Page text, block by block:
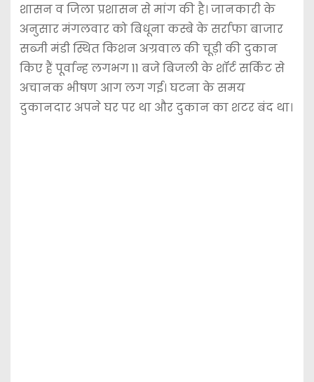
शासन व जिला प्रशासन से मांग की है। जानकारी के
अनुसार मंगलवार को बिधूना कस्बे के सर्राफा बाजार
सब्जी मंडी स्थित किशन अग्रवाल की चूड़ी की दुकान
किए हैं पूर्वान्ह लगभग 11 बजे बिजली के शॉर्ट सर्किट से
अचानक भीषण आग लग गई। घटना के समय
दुकानदार अपने घर पर था और दुकान का शटर बंद था।